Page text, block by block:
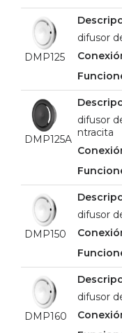
DMP125
difusor
DMP125A
difusor
ntracita
DMP150
difusor
DMP160
difusor